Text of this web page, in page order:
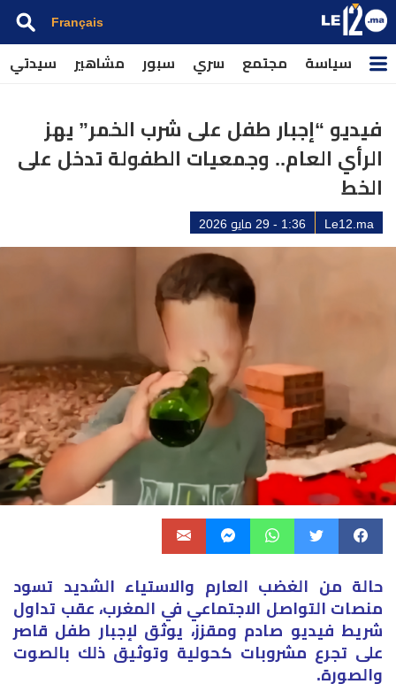
Français
سياسة مجتمع سري سبور مشاهير سيدتي
​فيديو “إجبار طفل على شرب الخمر” يهز
الرأي العام.. وجمعيات الطفولة تدخل على
الخط
Le12.ma 1:36 - 29 مايو 2026
​حالة من الغضب العارم والاستياء الشديد تسود
منصات التواصل الاجتماعي في المغرب، عقب تداول
شريط فيديو صادم ومقزز، يوثق لإجبار طفل قاصر
على تجرع مشروبات كحولية وتوثيق ذلك بالصوت
والصورة.